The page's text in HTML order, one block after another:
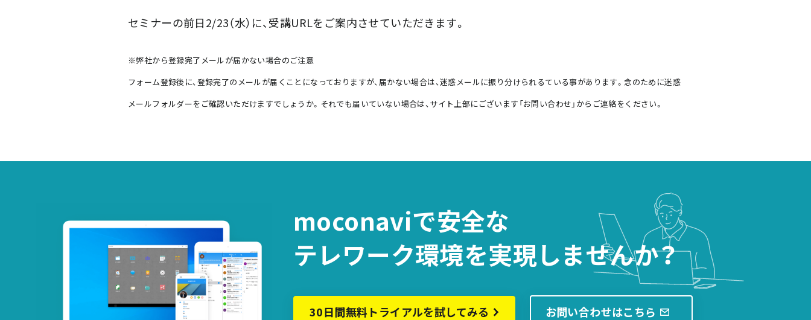
セミナーの前日2/23（水）に、受講URLをご案内させていただきます。
※弊社から登録完了メールが届かない場合のご注意
フォーム登録後に、登録完了のメールが届くことになっておりますが、届かない場合は、迷惑メールに振り分けられるている事があります。念のために迷惑
メールフォルダーをご確認いただけますでしょうか。それでも届いていない場合は、サイト上部にございます「お問い合わせ」からご連絡をください。
moconaviで安全な
テレワーク環境を実現しませんか？
30日間無料トライアルを試してみる お問い合わせはこちら